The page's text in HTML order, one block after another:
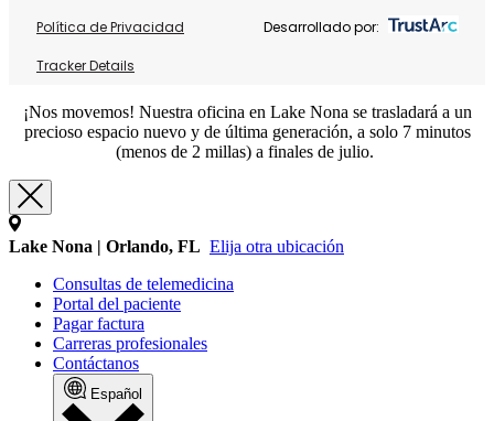
Política de Privacidad
Tracker Details
Desarrollado por:
¡Nos movemos! Nuestra oficina en Lake Nona se trasladará a un
precioso espacio nuevo y de última generación, a solo 7 minutos
(menos de 2 millas) a finales de julio.
Lake Nona | Orlando, FL Elija otra ubicación
Consultas de telemedicina
Portal del paciente
Pagar factura
Carreras profesionales
Contáctanos
Español